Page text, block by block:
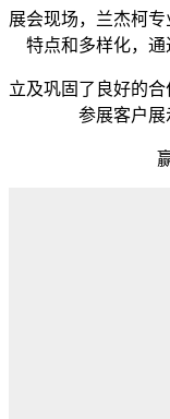
展会现场，兰杰柯
特点和多样化，
立及巩固了良好的
参展客户展